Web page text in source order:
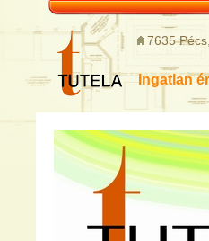
7635
Ingatlan